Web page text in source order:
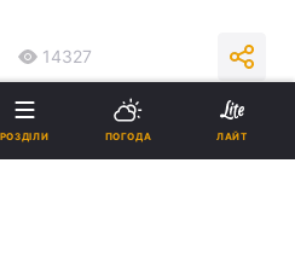
14327
на нас в Google
РОЗДІЛИ ПОГОДА ЛАЙТ